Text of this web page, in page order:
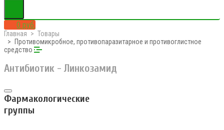
0 руб.
Главная
Товары
Противомикробное, противопаразитарное и противоглистное
средство
Антибиотик - Линкозамид
Фармакологические
группы